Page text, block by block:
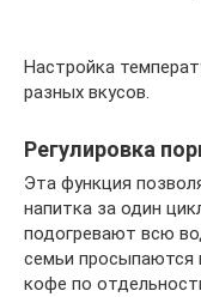
Настройка
разных вкусов.
Регулировка
Эта функция
напитка за один
подогревают всю
семьи просыпаются
кофе по